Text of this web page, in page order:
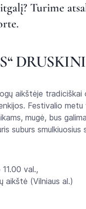
Turime
aikštėje
Festivalio
mugė, bus
suburs
val.,
aikštė (Vilniaus al.)